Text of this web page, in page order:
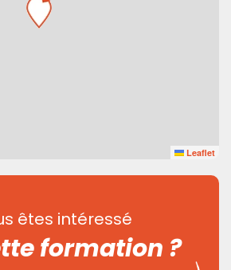
Leaflet
êtes intéressé
formation ?